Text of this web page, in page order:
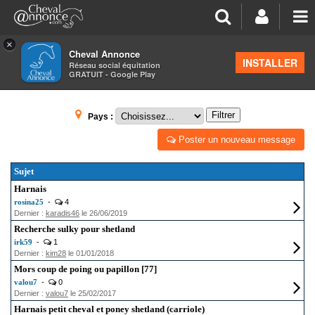
×
Cheval Annonce
Réseau social équitation
GRATUIT - Google Play
INSTALLER
>Petites annonces
MATÉRIEL D'ATTELAGE
Pays : Filtrer
Poster un nouveau message
Sujet
Harnais
rosina25 -
4
Dernier : karadis46 le 26/06/2019
Recherche sulky pour shetland
irk59 -
1
Dernier : kim28 le 01/01/2018
Mors coup de poing ou papillon [77]
valou7 -
0
Dernier : valou7 le 25/02/2017
Harnais petit cheval et poney shetland (carriole)